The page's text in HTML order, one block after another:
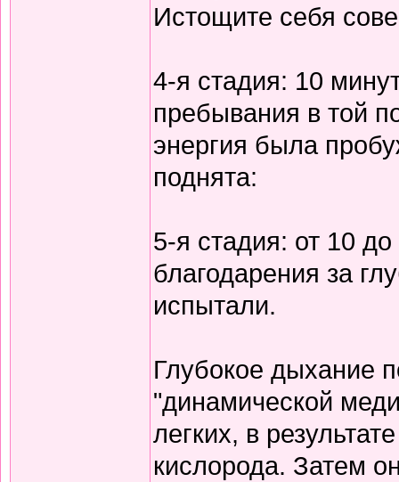
Истощите себя
4-я стадия: 10
пребывания в той
энергия была
поднята:
5-я стадия: от 10
благодарения за
испытали.
Глубокое дыхание
"динамической
легких, в
кислорода. Затем